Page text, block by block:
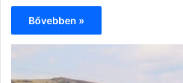
Bővebben »